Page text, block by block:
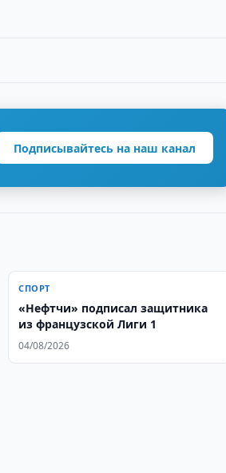
Подписывайтесь на наш канал
СПОРТ
«Нефтчи» подписал защитника
из французской Лиги 1
04/08/2026